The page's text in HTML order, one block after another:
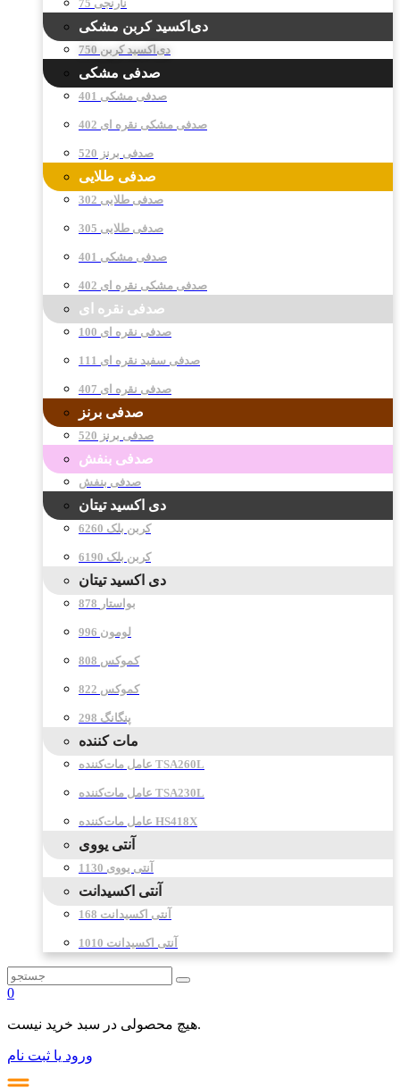
نارنجی 75
دی‌اکسید کربن مشکی
دی‌اکسید کربن 750
صدفی مشکی
صدفی مشکی 401
صدفی مشکی نقره ای 402
صدفی برنز 520
صدفی طلایی
صدفی طلایی 302
صدفی طلایی 305
صدفی مشکی 401
صدفی مشکی نقره ای 402
صدفی نقره ای
صدفی نقره ای 100
صدفی سفید نقره ای 111
صدفی نقره ای 407
صدفی برنز
صدفی برنز 520
صدفی بنفش
صدفی بنفش
دی اکسید تیتان
کربن بلک 6260
کربن بلک 6190
دی اکسید تیتان
878 بواستار
996 لومون
808 کموکس
822 کموکس
298 پنگانگ
مات کننده
عامل مات‌کننده TSA260L
عامل مات‌کننده TSA230L
عامل مات‌کننده HS418X
آنتی یووی
آنتی یووی 1130
آنتی اکسیدانت
آنتی اکسیدانت 168
آنتی اکسیدانت 1010
0
هیچ محصولی در سبد خرید نیست.
ورود یا ثبت نام